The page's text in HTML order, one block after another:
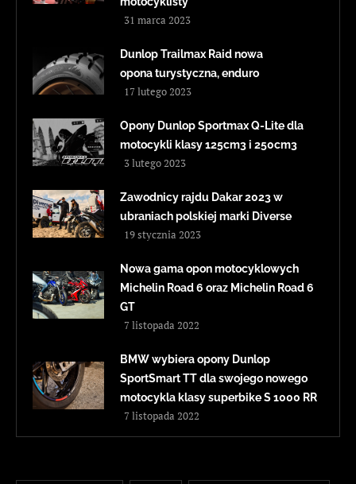
31 marca 2023
Dunlop Trailmax Raid nowa
opona turystyczna, enduro
17 lutego 2023
Opony Dunlop Sportmax Q-Lite dla
motocykli klasy 125cm3 i 250cm3
3 lutego 2023
Zawodnicy rajdu Dakar 2023 w
ubraniach polskiej marki Diverse
19 stycznia 2023
Nowa gama opon motocyklowych
Michelin Road 6 oraz Michelin Road 6
GT
7 listopada 2022
BMW wybiera opony Dunlop
SportSmart TT dla swojego nowego
motocykla klasy superbike S 1000 RR
7 listopada 2022